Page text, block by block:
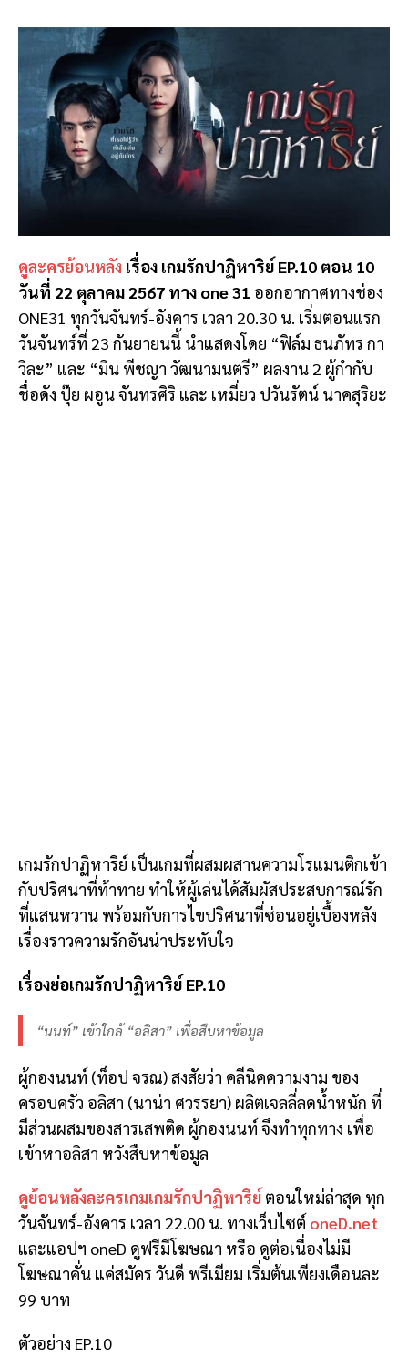
ดูละครย้อนหลัง เรื่อง เกมรักปาฏิหาริย์ EP.10 ตอน 10
วันที่ 22 ตุลาคม 2567 ทาง one 31 ออกอากาศทางช่อง
ONE31 ทุกวันจันทร์-อังคาร เวลา 20.30 น. เริ่มตอนแรก
วันจันทร์ที่ 23 กันยายนนี้ นำแสดงโดย “ฟิล์ม ธนภัทร กา
วิละ” และ “มิน พีชญา วัฒนามนตรี” ผลงาน 2 ผู้กำกับ
ชื่อดัง ปุ๊ย ผอูน จันทรศิริ และ เหมี่ยว ปวันรัตน์ นาคสุริยะ
เกมรักปาฏิหาริย์ เป็นเกมที่ผสมผสานความโรแมนติกเข้า
กับปริศนาที่ท้าทาย ทำให้ผู้เล่นได้สัมผัสประสบการณ์รัก
ที่แสนหวาน พร้อมกับการไขปริศนาที่ซ่อนอยู่เบื้องหลัง
เรื่องราวความรักอันน่าประทับใจ
เรื่องย่อเกมรักปาฏิหาริย์ EP.10
“นนท์” เข้าใกล้ “อลิสา” เพื่อสืบหาข้อมูล
ผู้กองนนท์ (ท็อป จรณ) สงสัยว่า คลีนิคความงาม ของ
ครอบครัว อลิสา (นาน่า ศวรรยา) ผลิตเจลลี่ลดน้ำหนัก ที่
มีส่วนผสมของสารเสพติด ผู้กองนนท์ จึงทำทุกทาง เพื่อ
เข้าหาอลิสา หวังสืบหาข้อมูล
ดูย้อนหลังละครเกมเกมรักปาฏิหาริย์ ตอนใหม่ล่าสุด ทุก
วันจันทร์-อังคาร เวลา 22.00 น. ทางเว็บไซต์ oneD.net
และแอปฯ oneD ดูฟรีมีโฆษณา หรือ ดูต่อเนื่องไม่มี
โฆษณาคั่น แค่สมัคร วันดี พรีเมียม เริ่มต้นเพียงเดือนละ
99 บาท
ตัวอย่าง EP.10